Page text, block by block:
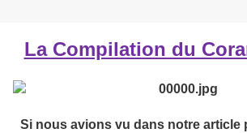
La Compilation du
Si nous avions vu dans notre article